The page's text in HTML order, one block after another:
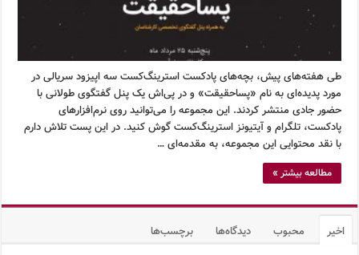
طی هفته‌های پیش، بچه‌های پادکست استرینگ‌کست سه اپیزود سریالی در
مورد پدیده‌ای به نام «پساحقیقت» و در پی‌اش یک پنل گفتگوی طولانی با
حضور جادی منتشر کردند. این مجموعه را می‌توانید روی نرم‌افزارهای
پادکست، تلگرام و آیتیونز استرینگ‌کست گوش کنید. در این پست تلاش دارم
با نقد محتوایی این مجموعه، به مقدمه‌ای …
مطالعه بیشتر »
اخیر محبوب دیدگاه‌ها برچسب‌ها